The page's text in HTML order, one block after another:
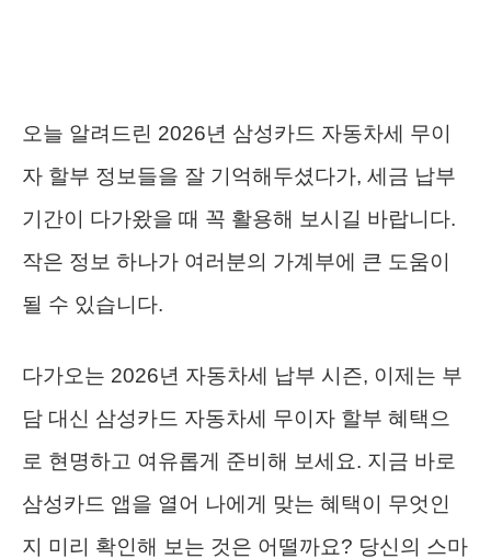
오늘 알려드린 2026년 삼성카드 자동차세 무이
자 할부 정보들을 잘 기억해두셨다가, 세금 납부
기간이 다가왔을 때 꼭 활용해 보시길 바랍니다.
작은 정보 하나가 여러분의 가계부에 큰 도움이
될 수 있습니다.
다가오는 2026년 자동차세 납부 시즌, 이제는 부
담 대신 삼성카드 자동차세 무이자 할부 혜택으
로 현명하고 여유롭게 준비해 보세요. 지금 바로
삼성카드 앱을 열어 나에게 맞는 혜택이 무엇인
지 미리 확인해 보는 것은 어떨까요? 당신의 스마